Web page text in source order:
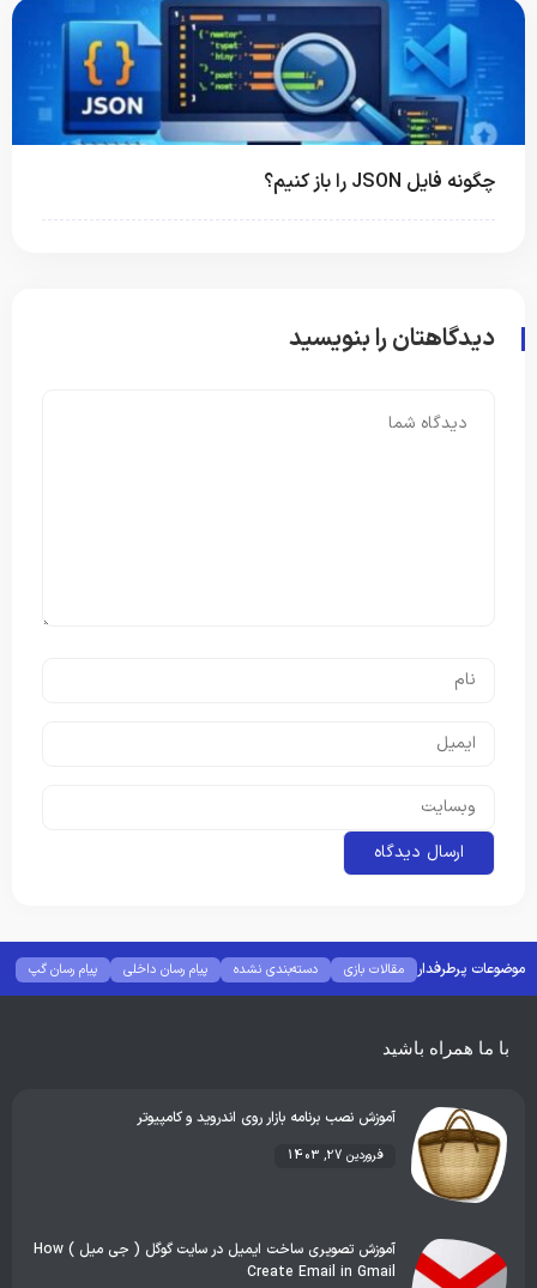
چگونه فایل JSON را باز کنیم؟
دیدگاهتان را بنویسید
موضوعات پرطرفدار مقالات بازی دسته‌بندی نشده پیام رسان داخلی
پیام رسان گپ
بهترین گجت ها
هوش مصنوعی رفع خطا و ارور
با ما همراه باشید
آموزش نصب برنامه بازار روی اندروید و کامپیوتر
فروردین 27, 1403
آموزش تصویری ساخت ایمیل در سایت گوگل ( جی میل ) How
Create Email in Gmail